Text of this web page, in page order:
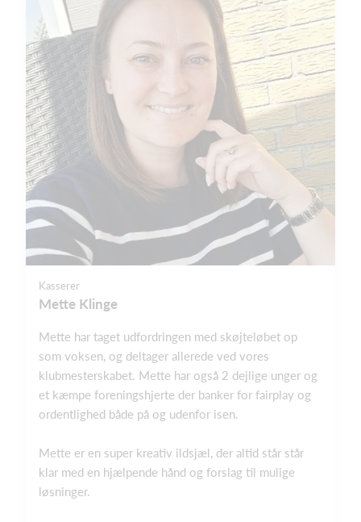
Kasserer
Mette Klinge
Mette har taget udfordringen med skøjteløbet op
som voksen, og deltager allerede ved vores
klubmesterskabet. Mette har også 2 dejlige unger og
et kæmpe foreningshjerte der banker for fairplay og
ordentlighed både på og udenfor isen.
Mette er en super kreativ ildsjæl, der altid står står
klar med en hjælpende hånd og forslag til mulige
løsninger.